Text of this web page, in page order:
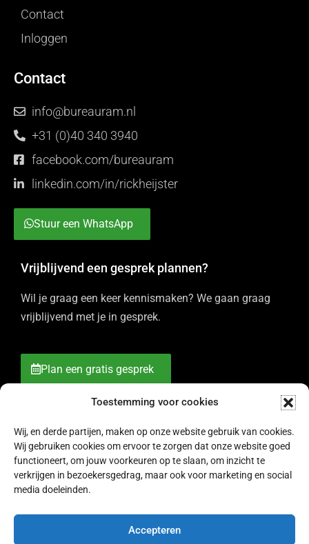
Toestemming voor cookies
Wij, en derde partijen, maken op onze website gebruik van cookies.
Wij gebruiken cookies om ervoor te zorgen dat onze website goed
functioneert, om jouw voorkeuren op te slaan, om inzicht te
verkrijgen in bezoekersgedrag, maar ook voor marketing en social
media doeleinden.
Accepteren
Contact
Inloggen
Contact
info@bureauram.nl
+31 (0)40 340 3940
facebook.com/bureauram
linkedin.com/in/rickheijster
Stuur een WhatsApp
Vrijblijvend een gesprek plannen?
Wil je graag een keer kennismaken? We gaan graag
vrijblijvend met je in gesprek.
Plan een gratis gesprek